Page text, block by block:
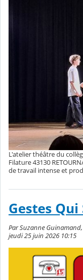
L'atelier théâtre du
Filature 43130
de travail intense et
Gestes
Par Suzanne
jeudi 25 juin 2026 10:15